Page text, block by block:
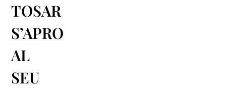
TOSAR
S’APROPA
AL
SEU